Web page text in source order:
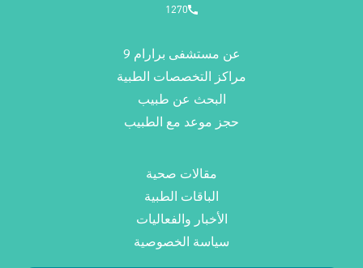
1270
عن مستشفى برارام 9
مراكز التخصصات الطبية
البحث عن طبيب
حجز موعد مع الطبيب
مقالات صحية
الباقات الطبية
الأخبار والفعاليات
سياسة الخصوصية